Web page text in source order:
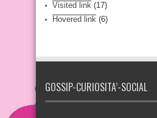
Visited link (17)
Hovered link (6)
GOSSIP-CURIOSITA’-SOCIAL